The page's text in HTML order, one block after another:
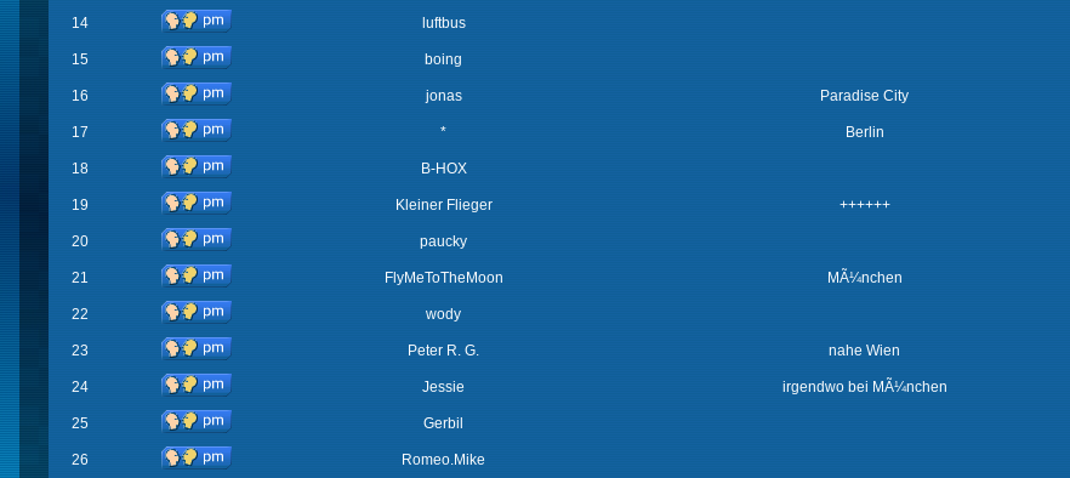
14 luftbus
15 boing
16 jonas Paradise City
17 * Berlin
18 B-HOX
19 Kleiner Flieger ++++++
20 paucky
21 FlyMeToTheMoon MÃ¼nchen
22 wody
23 Peter R. G. nahe Wien
24 Jessie irgendwo bei MÃ¼nchen
25 Gerbil
26 Romeo.Mike